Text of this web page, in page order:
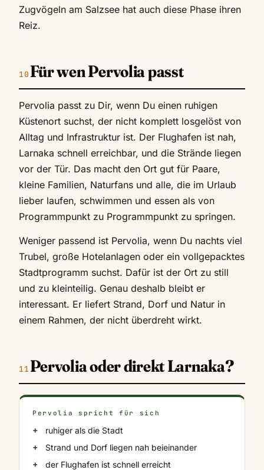
Zugvögeln am Salzsee hat auch diese Phase ihren
Reiz.
Für wen Pervolia passt
Pervolia passt zu Dir, wenn Du einen ruhigen
Küstenort suchst, der nicht komplett losgelöst von
Alltag und Infrastruktur ist. Der Flughafen ist nah,
Larnaka schnell erreichbar, und die Strände liegen
vor der Tür. Das macht den Ort gut für Paare,
kleine Familien, Naturfans und alle, die im Urlaub
lieber laufen, schwimmen und essen als von
Programmpunkt zu Programmpunkt zu springen.
Weniger passend ist Pervolia, wenn Du nachts viel
Trubel, große Hotelanlagen oder ein vollgepacktes
Stadtprogramm suchst. Dafür ist der Ort zu still
und zu kleinteilig. Genau deshalb bleibt er
interessant. Er liefert Strand, Dorf und Natur in
einem Rahmen, der nicht überdreht wirkt.
Pervolia oder direkt Larnaka?
Pervolia spricht für sich
ruhiger als die Stadt
Strand und Dorf liegen nah beieinander
der Flughafen ist schnell erreicht